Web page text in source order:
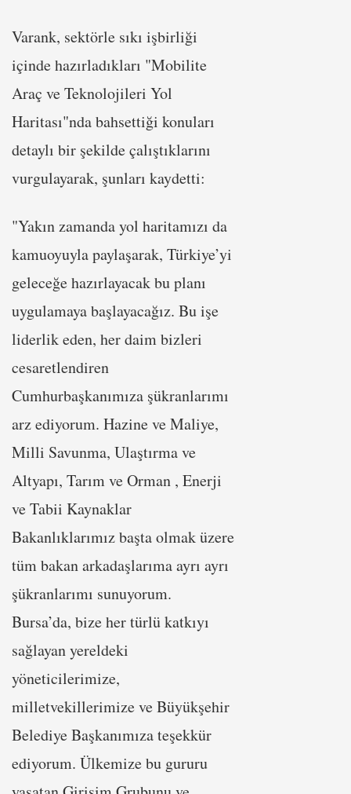
Varank, sektörle sıkı işbirliği
içinde hazırladıkları "Mobilite
Araç ve Teknolojileri Yol
Haritası"nda bahsettiği konuları
detaylı bir şekilde çalıştıklarını
vurgulayarak, şunları kaydetti:
"Yakın zamanda yol haritamızı da
kamuoyuyla paylaşarak, Türkiye’yi
geleceğe hazırlayacak bu planı
uygulamaya başlayacağız. Bu işe
liderlik eden, her daim bizleri
cesaretlendiren
Cumhurbaşkanımıza şükranlarımı
arz ediyorum. Hazine ve Maliye,
Milli Savunma, Ulaştırma ve
Altyapı, Tarım ve Orman , Enerji
ve Tabii Kaynaklar
Bakanlıklarımız başta olmak üzere
tüm bakan arkadaşlarıma ayrı ayrı
şükranlarımı sunuyorum.
Bursa’da, bize her türlü katkıyı
sağlayan yereldeki
yöneticilerimize,
milletvekillerimize ve Büyükşehir
Belediye Başkanımıza teşekkür
ediyorum. Ülkemize bu gururu